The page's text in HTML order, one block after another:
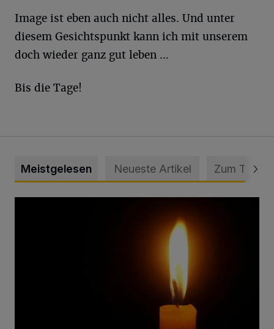
Image ist eben auch nicht alles. Und unter
diesem Gesichtspunkt kann ich mit unserem
doch wieder ganz gut leben ...
Bis die Tage!
Meistgelesen Neueste Artikel Zum Thema